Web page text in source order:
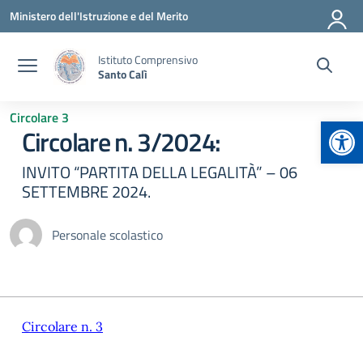
Vai ai contenuti
Vai al menu di navigazione
Vai al footer
Ministero dell'Istruzione e del Merito
Istituto Comprensivo
Santo Calì
Circolare 3
Circolare n. 3/2024:
INVITO “PARTITA DELLA LEGALITÀ” – 06
SETTEMBRE 2024.
Personale scolastico
Circolare n. 3